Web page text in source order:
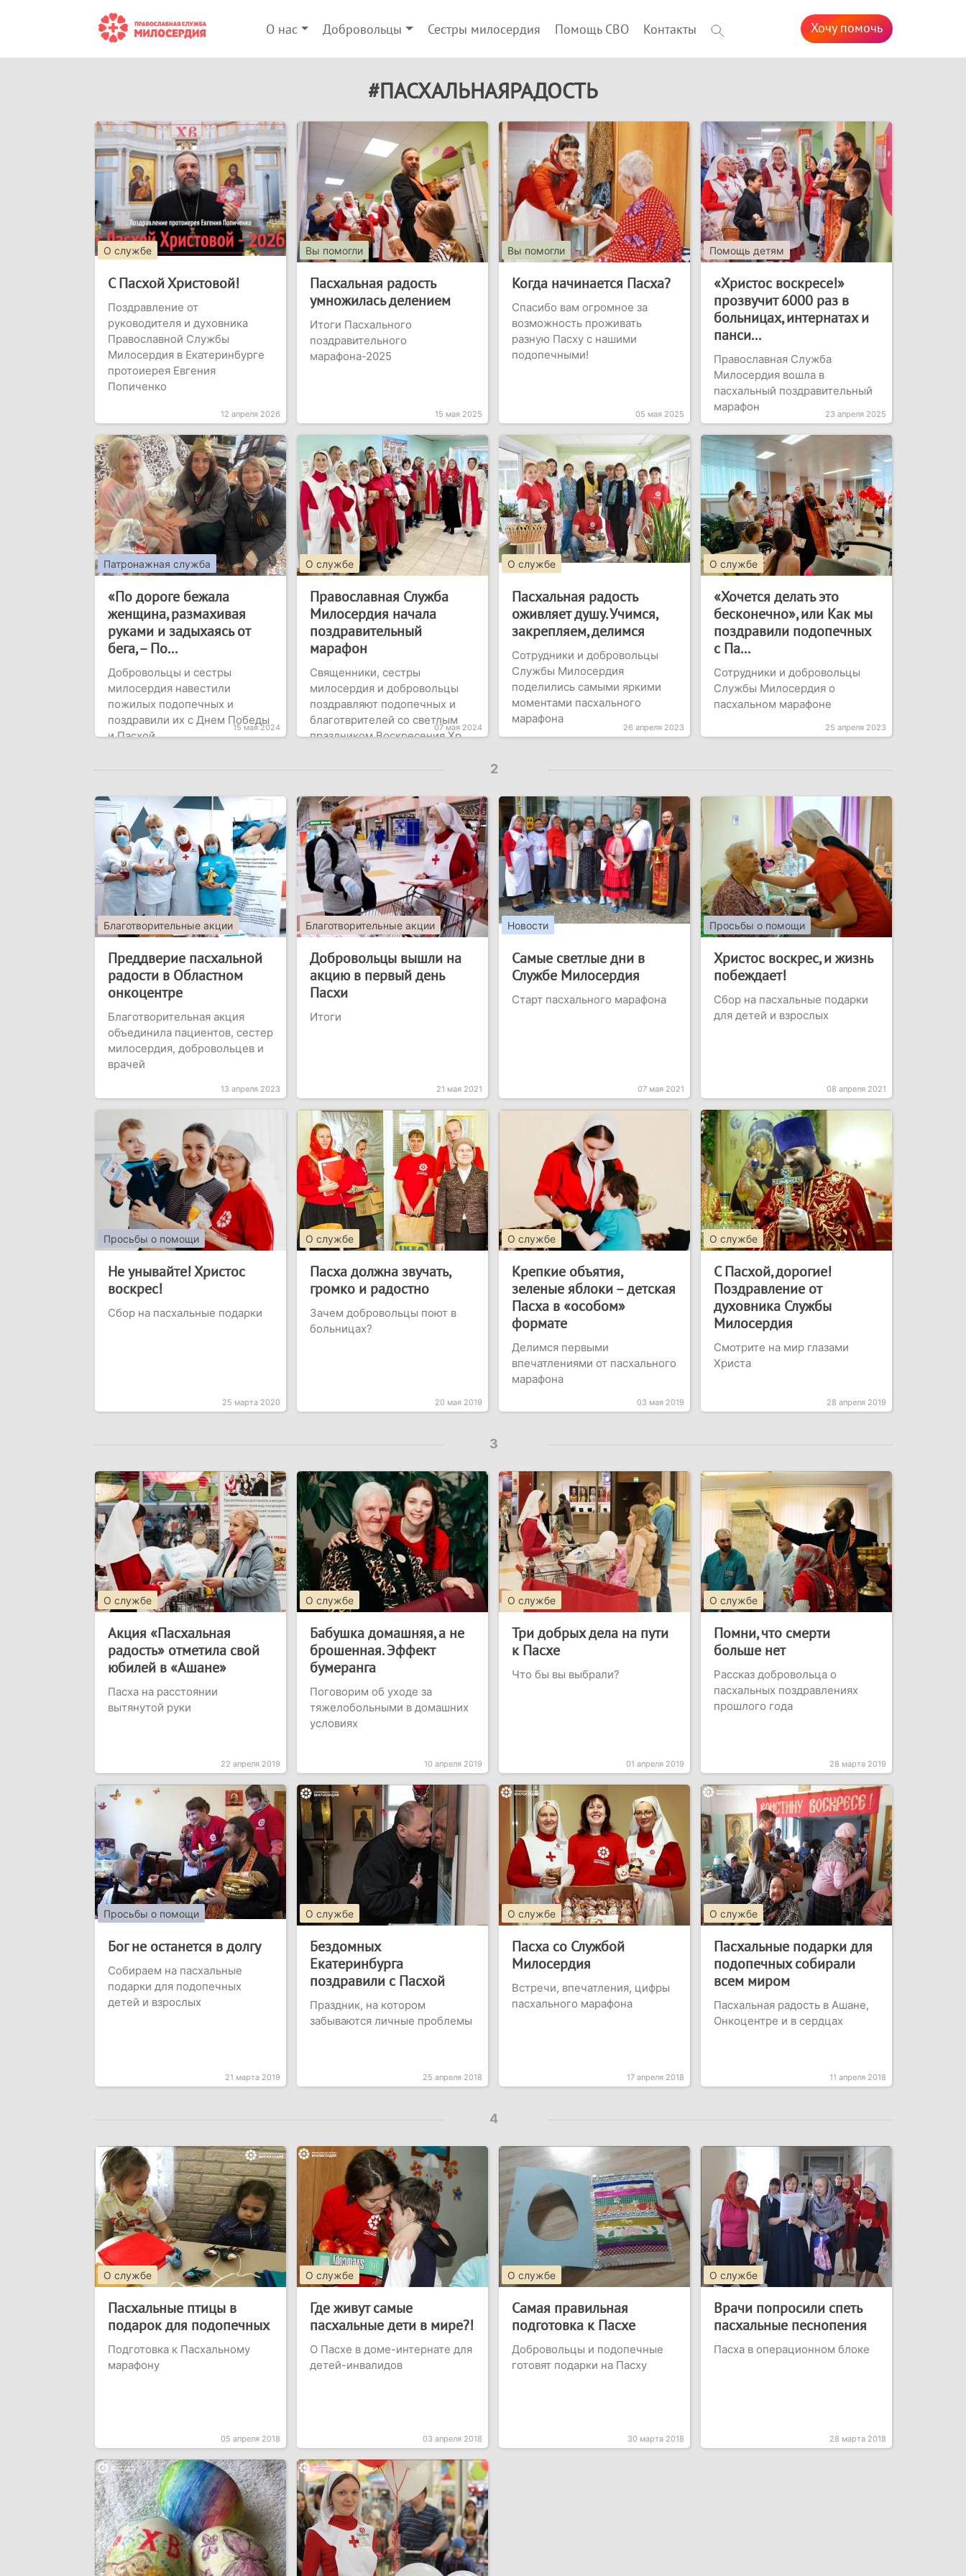
О нас Добровольцы Сестры милосердия Помощь СВО Контакты Хочу помочь
#ПАСХАЛЬНАЯРАДОСТЬ
О службе
С Пасхой Христовой!
Поздравление от
руководителя и духовника
Православной Службы
Милосердия в Екатеринбурге
протоиерея Евгения
Попиченко
12 апреля 2026
Вы помогли
Пасхальная радость
умножилась делением
Итоги Пасхального
поздравительного
марафона-2025
15 мая 2025
Вы помогли
Когда начинается Пасха?
Спасибо вам огромное за
возможность проживать
разную Пасху с нашими
подопечными!
05 мая 2025
Помощь детям
«Христос воскресе!»
прозвучит 6000 раз в
больницах, интернатах и
панси...
Православная Служба
Милосердия вошла в
пасхальный поздравительный
марафон
23 апреля 2025
Патронажная служба
«По дороге бежала
женщина, размахивая
руками и задыхаясь от
бега, – По...
Добровольцы и сестры
милосердия навестили
пожилых подопечных и
поздравили их с Днем Победы
и Пасхой
15 мая 2024
О службе
Православная Служба
Милосердия начала
поздравительный
марафон
Священники, сестры
милосердия и добровольцы
поздравляют подопечных и
благотврителей со светлым
праздником Воскресения Хр...
07 мая 2024
О службе
Пасхальная радость
оживляет душу. Учимся,
закрепляем, делимся
Сотрудники и добровольцы
Службы Милосердия
поделились самыми яркими
моментами пасхального
марафона
26 апреля 2023
О службе
«Хочется делать это
бесконечно», или Как мы
поздравили подопечных
с Па...
Сотрудники и добровольцы
Службы Милосердия о
пасхальном марафоне
25 апреля 2023
2
Благотворительные акции
Преддверие пасхальной
радости в Областном
онкоцентре
Благотворительная акция
объединила пациентов, сестер
милосердия, добровольцев и
врачей
13 апреля 2023
Благотворительные акции
Добровольцы вышли на
акцию в первый день
Пасхи
Итоги
21 мая 2021
Новости
Самые светлые дни в
Службе Милосердия
Старт пасхального марафона
07 мая 2021
Просьбы о помощи
Христос воскрес, и жизнь
побеждает!
Сбор на пасхальные подарки
для детей и взрослых
08 апреля 2021
Просьбы о помощи
Не унывайте! Христос
воскрес!
Сбор на пасхальные подарки
25 марта 2020
О службе
Пасха должна звучать,
громко и радостно
Зачем добровольцы поют в
больницах?
20 мая 2019
О службе
Крепкие объятия,
зеленые яблоки – детская
Пасха в «особом»
формате
Делимся первыми
впечатлениями от пасхального
марафона
03 мая 2019
О службе
С Пасхой, дорогие!
Поздравление от
духовника Службы
Милосердия
Смотрите на мир глазами
Христа
28 апреля 2019
3
О службе
Акция «Пасхальная
радость» отметила свой
юбилей в «Ашане»
Пасха на расстоянии
вытянутой руки
22 апреля 2019
О службе
Бабушка домашняя, а не
брошенная. Эффект
бумеранга
Поговорим об уходе за
тяжелобольными в домашних
условиях
10 апреля 2019
О службе
Три добрых дела на пути
к Пасхе
Что бы вы выбрали?
01 апреля 2019
О службе
Помни, что смерти
больше нет
Рассказ добровольца о
пасхальных поздравлениях
прошлого года
28 марта 2019
Просьбы о помощи
Бог не останется в долгу
Собираем на пасхальные
подарки для подопечных
детей и взрослых
21 марта 2019
О службе
Бездомных
Екатеринбурга
поздравили с Пасхой
Праздник, на котором
забываются личные проблемы
25 апреля 2018
О службе
Пасха со Службой
Милосердия
Встречи, впечатления, цифры
пасхального марафона
17 апреля 2018
О службе
Пасхальные подарки для
подопечных собирали
всем миром
Пасхальная радость в Ашане,
Онкоцентре и в сердцах
11 апреля 2018
4
О службе
Пасхальные птицы в
подарок для подопечных
Подготовка к Пасхальному
марафону
05 апреля 2018
О службе
Где живут самые
пасхальные дети в мире?!
О Пасхе в доме-интернате для
детей-инвалидов
03 апреля 2018
О службе
Самая правильная
подготовка к Пасхе
Добровольцы и подопечные
готовят подарки на Пасху
30 марта 2018
О службе
Врачи попросили спеть
пасхальные песнопения
Пасха в операционном блоке
28 марта 2018